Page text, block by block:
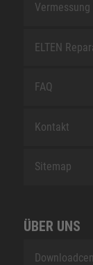
Vermessung
ELTEN
FAQ
Kontakt
Sitemap
ÜBER UNS